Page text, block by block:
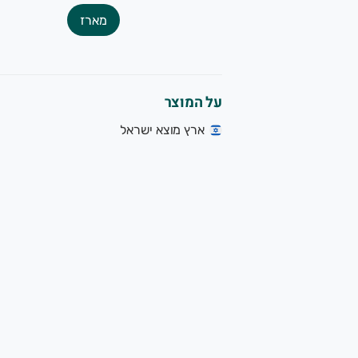
מארז
על המוצר
ארץ מוצא ישראל